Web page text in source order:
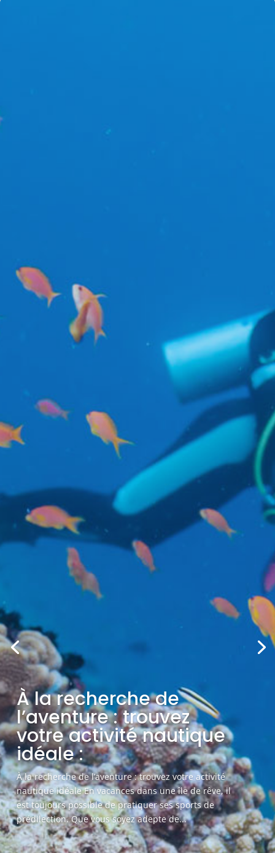
À la recherche de
l’aventure : trouvez
votre activité nautique
idéale :
À la recherche de l’aventure : trouvez votre activité
nautique idéale En vacances dans une île de rêve, il
est toujours possible de pratiquer ses sports de
prédilection. Que vous soyez adepte de...